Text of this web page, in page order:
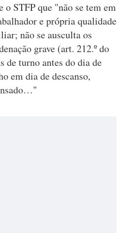
STFP que "não se tem em
e própria qualidade
não se ausculta os
grave (art. 212.º do
de turno antes do dia de
em dia de descanso,